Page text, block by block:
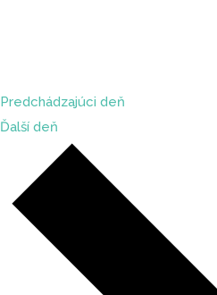
Predchádzajúci deň
Ďalší deň